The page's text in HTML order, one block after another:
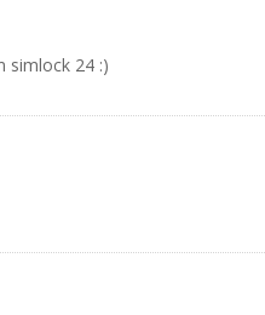
simlock 24 :)